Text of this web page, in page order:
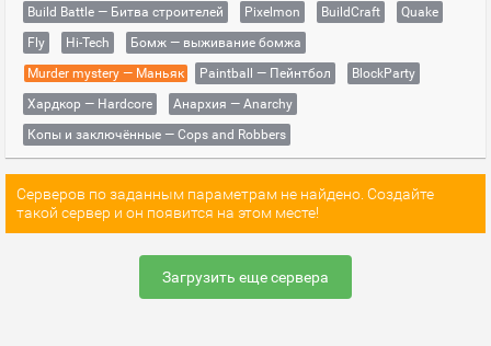
Build Battle — Битва строителей
Pixelmon BuildCraft
Quake
Fly
Hi-Tech
Бомж — выживание бомжа
Murder mystery — Маньяк
Paintball — Пейнтбол
BlockParty
Хардкор — Hardcore
Анархия — Anarchy
Копы и заключённые — Cops and Robbers
Серверов по заданным параметрам не найдено. Создайте
такой сервер и он появится на этом месте!
Загрузить еще сервера